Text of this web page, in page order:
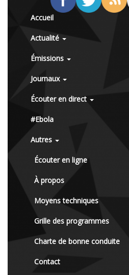
Accueil
Actualité
Émissions
Journaux
Écouter en direct
#Ebola
Autres
Écouter en ligne
À propos
Moyens techniques
Grille des programmes
Charte de bonne conduite
Contact